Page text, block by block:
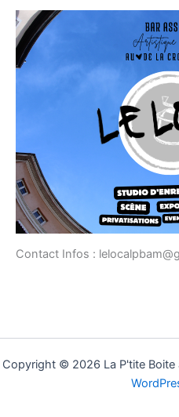
Contact Infos :
Copyright © 2026 La P'tite Boite